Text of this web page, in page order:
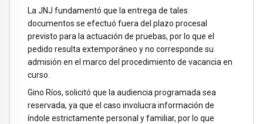
La JNJ fundamentó que la entrega de tales
documentos se efectuó fuera del plazo procesal
previsto para la actuación de pruebas, por lo que el
pedido resulta extemporáneo y no corresponde su
admisión en el marco del procedimiento de vacancia en
curso.
Gino Ríos, solicitó que la audiencia programada sea
reservada, ya que el caso involucra información de
índole estrictamente personal y familiar, por lo que